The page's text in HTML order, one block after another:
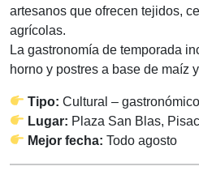
artesanos que ofrecen tejidos,
agrícolas.
La gastronomía de temporada
horno y postres a base de maíz
Tipo: Cultural – gastronómico
Lugar: Plaza San Blas,
Mejor fecha: Todo agosto